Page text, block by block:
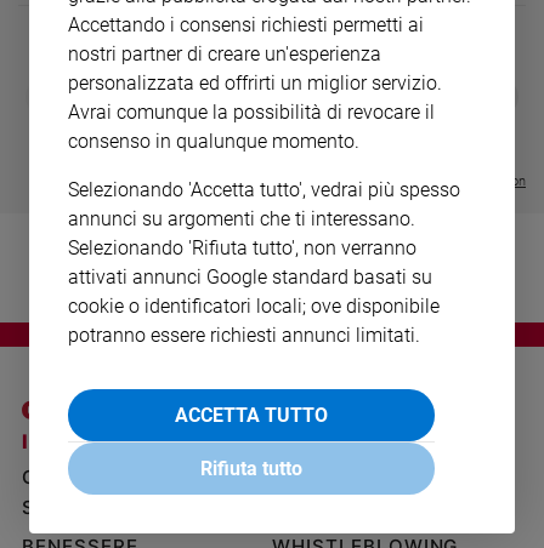
Ambiente
Volontariato
Migranti
inclusione
Costume
Cultura
e
spettacoli
LE GRANDI BASILICHE ITALIANE
€ 64,50
DIARIO G 2026-27
€ 8,90
- € 8,90
Visualizza tutte le collection
I SITI SAN PAOLO
GRUPPO EDITORIALE
SAN PAOLO
NOTE LEGALI
PRIVACY POLICY
Accettando i consensi richiesti permetti ai
nostri partner di creare un'esperienza
personalizzata ed offrirti un miglior servizio.
Avrai comunque la possibilità di revocare il
consenso in qualunque momento.
Selezionando 'Accetta tutto', vedrai più spesso
annunci su argomenti che ti interessano.
Selezionando 'Rifiuta tutto', non verranno
attivati annunci Google standard basati su
cookie o identificatori locali; ove disponibile
potranno essere richiesti annunci limitati.
ACCETTA TUTTO
Rifiuta tutto